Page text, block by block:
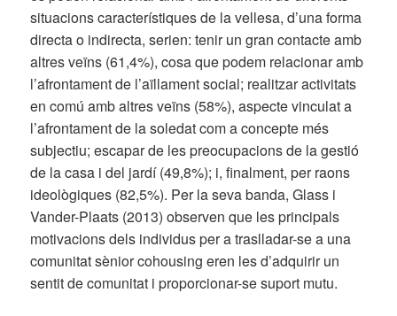
situacions característiques de la vellesa, d’una forma
directa o indirecta, serien: tenir un gran contacte amb
altres veïns (61,4%), cosa que podem relacionar amb
l’afrontament de l’aïllament social; realitzar activitats
en comú amb altres veïns (58%), aspecte vinculat a
l’afrontament de la soledat com a concepte més
subjectiu; escapar de les preocupacions de la gestió
de la casa i del jardí (49,8%); i, finalment, per raons
ideològiques (82,5%). Per la seva banda, Glass i
Vander-Plaats (2013) observen que les principals
motivacions dels individus per a traslladar-se a una
comunitat sènior cohousing eren les d’adquirir un
sentit de comunitat i proporcionar-se suport mutu.